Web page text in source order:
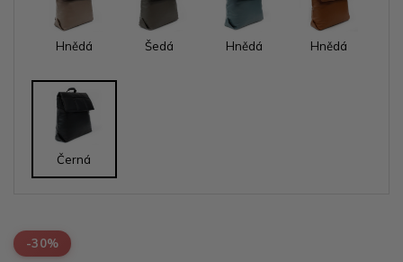
Hnědá Šedá Hnědá Hnědá
Černá
-30%